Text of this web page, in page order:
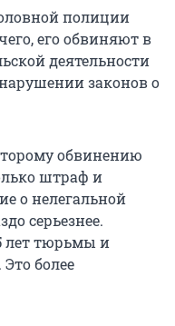
полиции
его обвиняют в
деятельности
законов о
обвинению
штраф и
о нелегальной
серьезнее.
лет тюрьмы и
более